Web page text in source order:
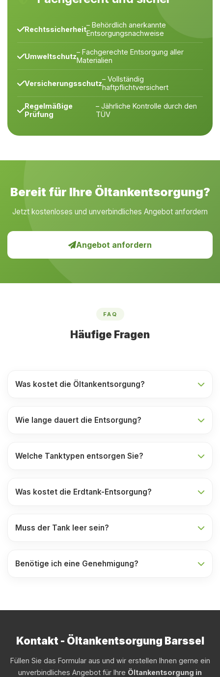
Rechtssicherheit– Behördlich anerkannte
Entsorgungsnachweise
Umweltschutz– Fachgerechte Entsorgung aller
Materialien
Versicherungsschutz– Vollständig
haftpflichtversichert
Regelmäßige
Prüfung
– Jährliche Kontrolle durch den
TÜV
Bereit für Ihre Öltankentsorgung?
Jetzt kostenloses und unverbindliches Angebot anfordern
Angebot anfordern
FAQ
Häufige Fragen
Was kostet die Öltankentsorgung?
Wie lange dauert die Entsorgung?
Welche Tanktypen entsorgen Sie?
Was kostet die Erdtank-Entsorgung?
Muss der Tank leer sein?
Benötige ich eine Genehmigung?
Kontakt - Öltankentsorgung Barssel
Füllen Sie das Formular aus und wir erstellen Ihnen gerne ein
unverbindliches Angebot für Ihre Öltankentsorgung in